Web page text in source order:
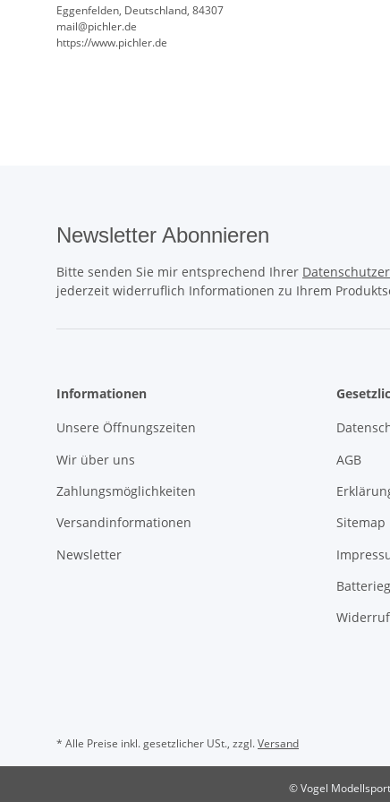
Eggenfelden, Deutschland, 84307
mail@pichler.de
https://www.pichler.de
Newsletter Abonnieren
Bitte senden Sie mir entsprechend Ihrer
jederzeit widerruflich Informationen zu Ihrem
Informationen
Unsere Öffnungszeiten
Wir über uns
Zahlungsmöglichkeiten
Versandinformationen
Newsletter
AGB
Sitemap
* Alle Preise inkl. gesetzlicher USt., zzgl.Versand
© Vogel